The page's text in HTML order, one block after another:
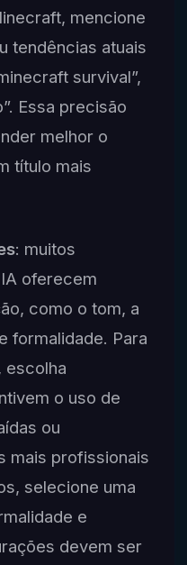
mencione
tendências atuais
survival”,
Essa precisão
melhor o
título mais
: muitos
oferecem
como o tom, a
formalidade. Para
escolha
o uso de
ou
mais profissionais
selecione uma
e
devem ser